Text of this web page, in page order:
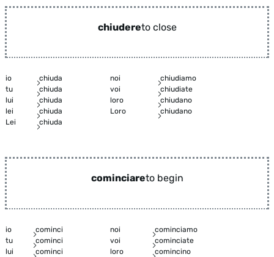
chiudereto close
io chiuda noi
chiudiamo
tu
chiuda voi
chiudiate
lui
chiuda loro
chiudano
lei
chiuda Loro
chiudano
Lei
chiuda
cominciareto begin
io cominci noi
cominciamo
tu
cominci voi
cominciate
lui
cominci loro
comincino